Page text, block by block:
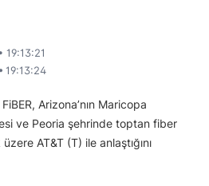
19:13:21
19:13:24
Arizona’nın Maricopa
ve Peoria şehrinde toptan fiber
AT&T (T) ile anlaştığını